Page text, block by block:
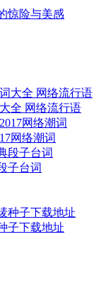
惊险与美感
全 网络流行语
网络潮词
子台词
子下载地址